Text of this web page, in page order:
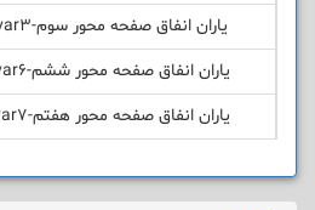
یاران انفاق صفحه محور سوم-yaranenfaghmehvar3
یاران انفاق صفحه محور ششم-yaranenfaghmehvar6
یاران انفاق صفحه محور هفتم-yaranenfaghmehvar7